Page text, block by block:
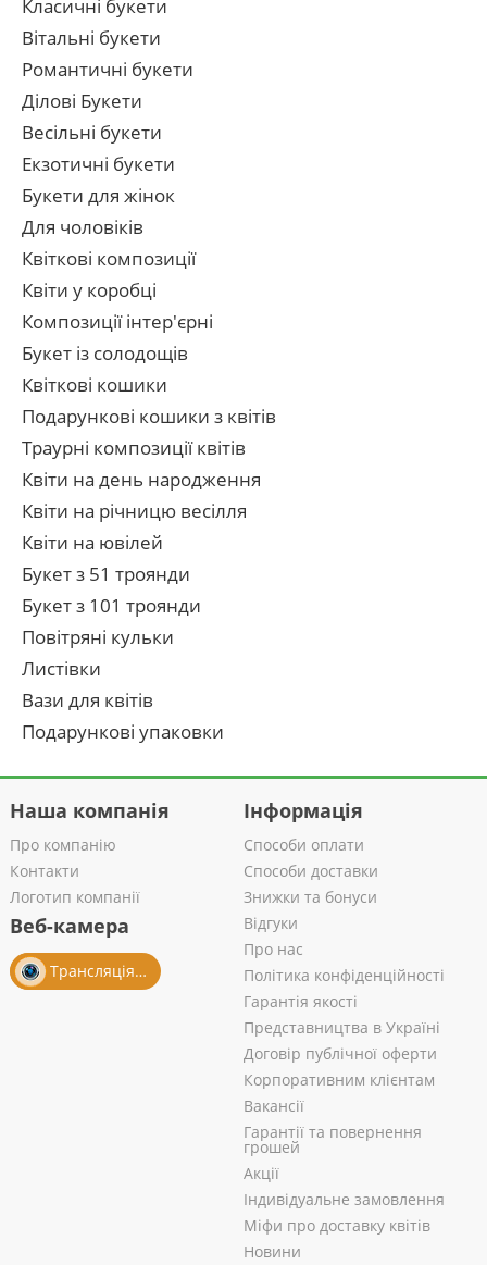
Класичні букети
Вітальні букети
Романтичні букети
Ділові Букети
Весільні букети
Екзотичні букети
Букети для жінок
Для чоловіків
Квіткові композиції
Квіти у коробці
Композиції інтер'єрні
Букет із солодощів
Квіткові кошики
Подарункові кошики з квітів
Траурні композиції квітів
Квіти на день народження
Квіти на річницю весілля
Квіти на ювілей
Букет з 51 троянди
Букет з 101 троянди
Повітряні кульки
Листівки
Вази для квітів
Подарункові упаковки
Наша компанія
Про компанію
Контакти
Логотип компанії
Веб-камера
Трансляція із салону
Інформація
Способи оплати
Способи доставки
Знижки та бонуси
Відгуки
Про нас
Політика конфіденційності
Гарантія якості
Представництва в Україні
Договір публічної оферти
Корпоративним клієнтам
Вакансії
Гарантії та повернення
грошей
Акції
Індивідуальне замовлення
Міфи про доставку квітів
Новини